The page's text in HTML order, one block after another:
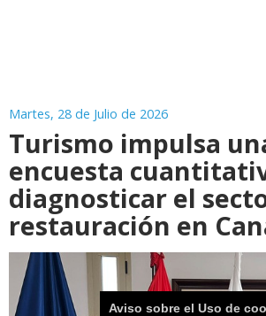
Martes, 28 de Julio de 2026
Turismo impulsa
encuesta
diagnosticar el
restauración en
Aviso sobre el Uso de